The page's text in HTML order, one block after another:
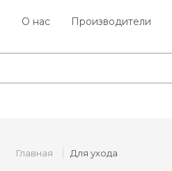
О нас Производители
Главная Для ухода